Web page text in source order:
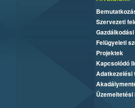
Szervezeti
Felügyeleti
Projektek
Kapcsolódó
Adatkezelési